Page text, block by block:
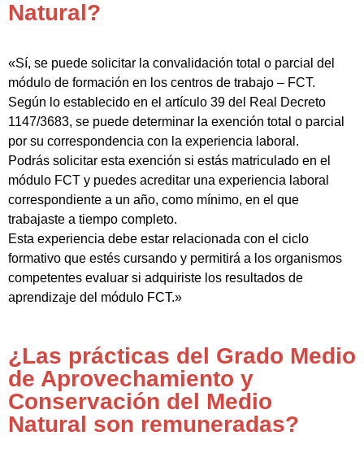
Natural?
«Sí, se puede solicitar la convalidación total o parcial del
módulo de formación en los centros de trabajo – FCT.
Según lo establecido en el artículo 39 del Real Decreto
1147/3683, se puede determinar la exención total o parcial
por su correspondencia con la experiencia laboral.
Podrás solicitar esta exención si estás matriculado en el
módulo FCT y puedes acreditar una experiencia laboral
correspondiente a un año, como mínimo, en el que
trabajaste a tiempo completo.
Esta experiencia debe estar relacionada con el ciclo
formativo que estés cursando y permitirá a los organismos
competentes evaluar si adquiriste los resultados de
aprendizaje del módulo FCT.»
¿Las prácticas del Grado Medio
de Aprovechamiento y
Conservación del Medio
Natural son remuneradas?